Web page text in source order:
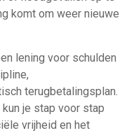
komt om weer nieuwe
lening voor schulden
terugbetalingsplan.
je stap voor stap
vrijheid en het